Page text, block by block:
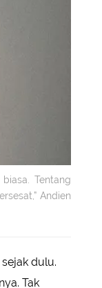
Tentang
Andien
dulu.
Tak